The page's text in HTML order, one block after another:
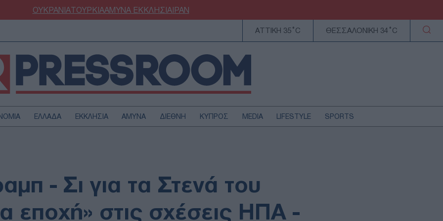
ΟΥΚΡΑΝΙΑΤΟΥΡΚΙΑΑΜΥΝΑΕΚΚΛΗΣΙΑΙΡΑΝ
ΑΤΤΙΚΗ 35°C ΘΕΣΣΑΛΟΝΙΚΗ 34°C
ΕΛΛΑΔΑ ΕΚΚΛΗΣΙΑ ΑΜΥΝΑ ΔΙΕΘΝΗ ΚΥΠΡΟΣ MEDIA LIFESTYLE SPORTS
ΥΓΕΙΑ
ΤΕΧΝΟΛΟΓΙΑ
- Σι για τα Στενά του
εποχή» στις σχέσεις ΗΠΑ -